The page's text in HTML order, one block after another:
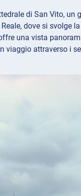
di San Vito,
dove si svolge
una vista
viaggio attraverso i